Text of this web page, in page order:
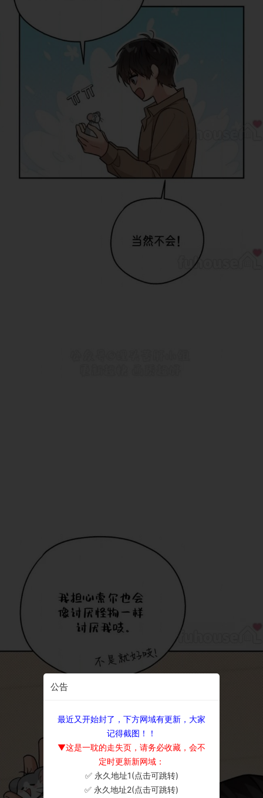
公告
最近又开始封了，下方网域有更新，大家
记得截图！！
▼这是一耽的走失页，请务必收藏，会不
定时更新新网域：
✅ 永久地址1(点击可跳转)
✅ 永久地址2(点击可跳转)